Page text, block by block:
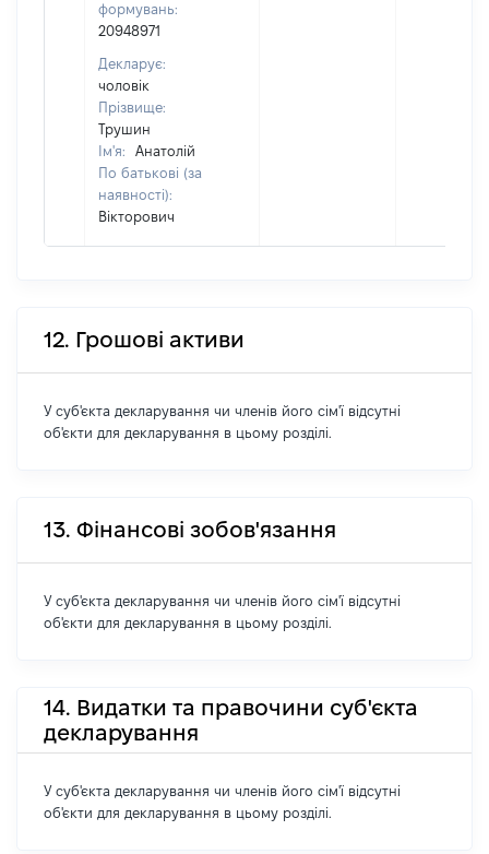
формувань:
20948971
Декларує:
чоловік
Прізвище:
Трушин
Ім'я:
Анатолій
По батькові (за
наявності):
Вікторович
12. Грошові активи
У суб'єкта декларування чи членів його сім'ї відсутні
об'єкти для декларування в цьому розділі.
13. Фінансові зобов'язання
У суб'єкта декларування чи членів його сім'ї відсутні
об'єкти для декларування в цьому розділі.
14. Видатки та правочини суб'єкта
декларування
У суб'єкта декларування чи членів його сім'ї відсутні
об'єкти для декларування в цьому розділі.